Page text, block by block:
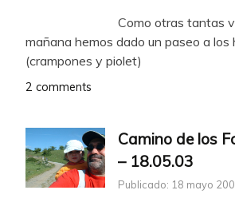
Como otras tantas
mañana hemos dado un paseo a los
(crampones y piolet)
2 comments
Camino de los
– 18.05.03
Publicado: 18 mayo